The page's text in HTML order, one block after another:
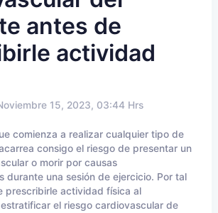
antes de
actividad
15, 2023, 03:44 Hrs
comienza a realizar cualquier tipo de
consigo el riesgo de presentar un
o morir por causas
durante una sesión de ejercicio. Por tal
prescribirle actividad física al
el riesgo cardiovascular de